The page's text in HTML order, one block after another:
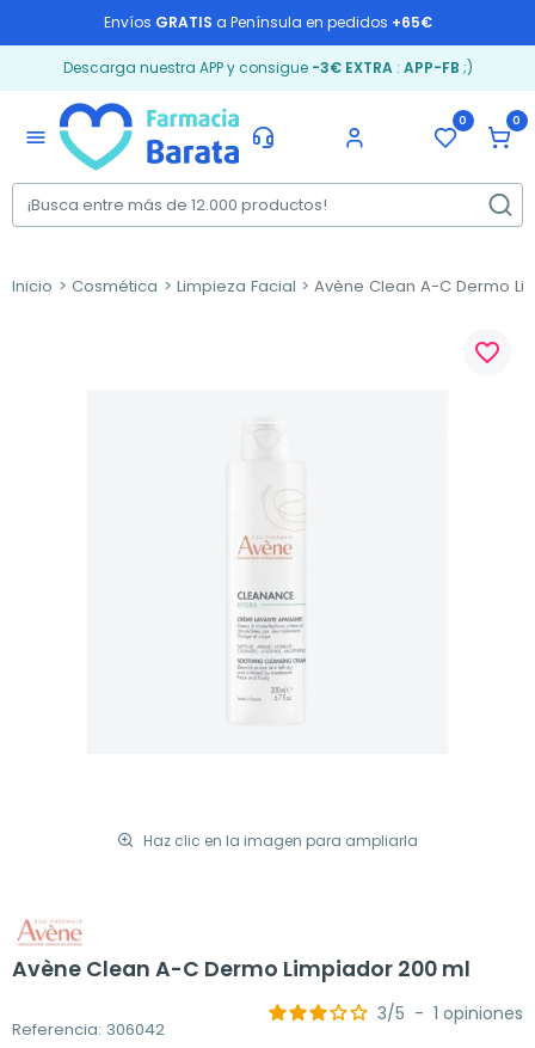
Envíos GRATIS a Península en pedidos +65€
Descarga nuestra APP y consigue -3€ EXTRA: APP-FB ;)
menu
0 0
Inicio Cosmética Limpieza Facial Avène Clean A-C Dermo
Haz clic en la imagen para ampliarla
favorite_border
Avène Clean A-C Dermo Limpiador 200 ml
Referencia: 306042
3/5 - 1 opiniones